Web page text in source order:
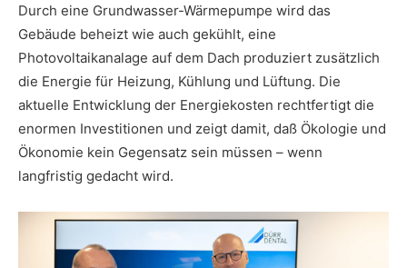
Durch eine Grundwasser-Wärmepumpe wird das
Gebäude beheizt wie auch gekühlt, eine
Photovoltaikanalage auf dem Dach produziert zusätzlich
die Energie für Heizung, Kühlung und Lüftung. Die
aktuelle Entwicklung der Energiekosten rechtfertigt die
enormen Investitionen und zeigt damit, daß Ökologie und
Ökonomie kein Gegensatz sein müssen – wenn
langfristig gedacht wird.